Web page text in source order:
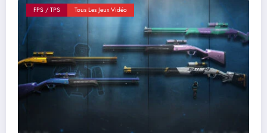
FPS / TPS Tous Les Jeux Vidéo